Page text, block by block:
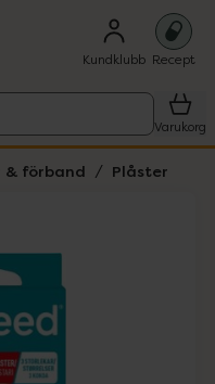
Kundklubb Recept
Varukorg
& förband Plåster